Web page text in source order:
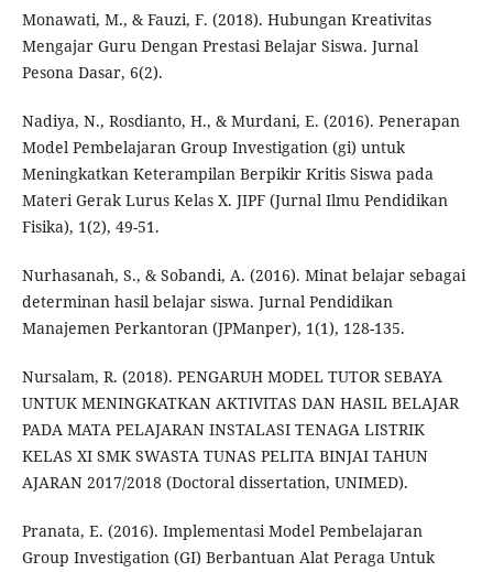
Monawati, M., & Fauzi, F. (2018). Hubungan Kreativitas
Mengajar Guru Dengan Prestasi Belajar Siswa. Jurnal
Pesona Dasar, 6(2).
Nadiya, N., Rosdianto, H., & Murdani, E. (2016). Penerapan
Model Pembelajaran Group Investigation (gi) untuk
Meningkatkan Keterampilan Berpikir Kritis Siswa pada
Materi Gerak Lurus Kelas X. JIPF (Jurnal Ilmu Pendidikan
Fisika), 1(2), 49-51.
Nurhasanah, S., & Sobandi, A. (2016). Minat belajar sebagai
determinan hasil belajar siswa. Jurnal Pendidikan
Manajemen Perkantoran (JPManper), 1(1), 128-135.
Nursalam, R. (2018). PENGARUH MODEL TUTOR SEBAYA
UNTUK MENINGKATKAN AKTIVITAS DAN HASIL BELAJAR
PADA MATA PELAJARAN INSTALASI TENAGA LISTRIK
KELAS XI SMK SWASTA TUNAS PELITA BINJAI TAHUN
AJARAN 2017/2018 (Doctoral dissertation, UNIMED).
Pranata, E. (2016). Implementasi Model Pembelajaran
Group Investigation (GI) Berbantuan Alat Peraga Untuk